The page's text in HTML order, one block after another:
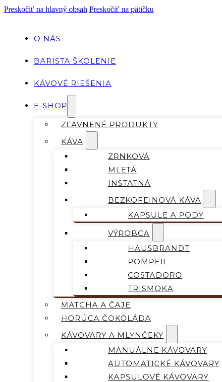
Preskočiť na hlavný obsah Preskočiť na pätičku
O NÁS
BARISTA ŠKOLENIE
KÁVOVÉ RIEŠENIA
E-SHOP
ZĽAVNENÉ PRODUKTY
KÁVA
ZRNKOVÁ
MLETÁ
INSTATNÁ
BEZKOFEINOVÁ KÁVA
KAPSULE A PODY
VÝROBCA
HAUSBRANDT
POMPEII
COSTADORO
TRISMOKA
MATCHA A ČAJE
HORÚCA ČOKOLÁDA
KÁVOVARY A MLYNČEKY
MANUÁLNE KÁVOVARY
AUTOMATICKÉ KÁVOVARY
KAPSULOVÉ KÁVOVARY